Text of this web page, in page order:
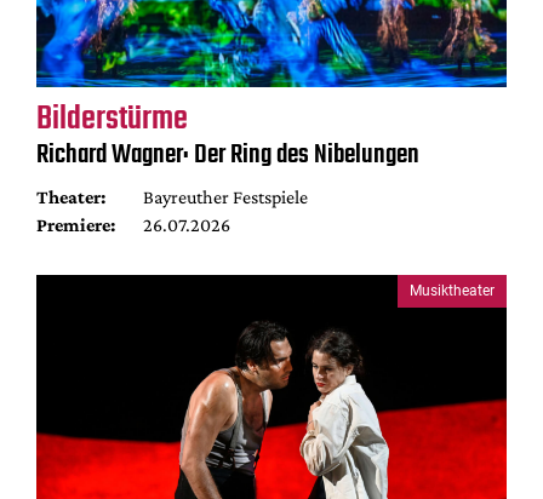
Bilderstürme
Richard Wagner: Der Ring des Nibelungen
Theater:
Bayreuther Festspiele
Premiere:
26.07.2026
Musiktheater